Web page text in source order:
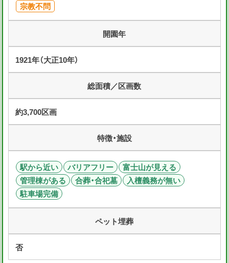
宗教不問
開園年
1921年（大正10年）
総面積／区画数
約3,700区画
特徴・施設
駅から近い バリアフリー
富士山が見える
管理棟がある
合葬・合祀墓
入檀義務が無い
駐車場完備
ペット埋葬
否